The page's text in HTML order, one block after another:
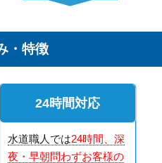
・特徴
24時間対応
水道職人では24時間、深
夜・早朝問わずお客様の